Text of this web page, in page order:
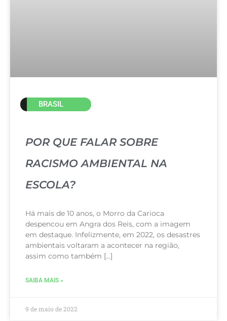
BRASIL
POR QUE FALAR SOBRE
RACISMO AMBIENTAL NA
ESCOLA?
Há mais de 10 anos, o Morro da Carioca
despencou em Angra dos Reis, com a imagem
em destaque. Infelizmente, em 2022, os desastres
ambientais voltaram a acontecer na região,
assim como também […]
SAIBA MAIS »
9 de maio de 2022